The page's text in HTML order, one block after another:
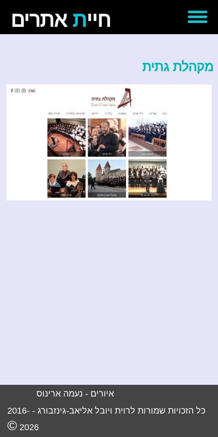
חיית אתרים
אודותינו
עבודות נבחרות
יצירת קשר
'סגור תפריט'
מקהלת גתית
איורים - נעמה ארינוס
כל הזכויות שמורות לרוית ויובל אליאב-גינזבורג - 2016-
2026
©